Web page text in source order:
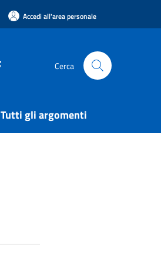
Accedi all'area personale
Cerca
Tutti gli argomenti